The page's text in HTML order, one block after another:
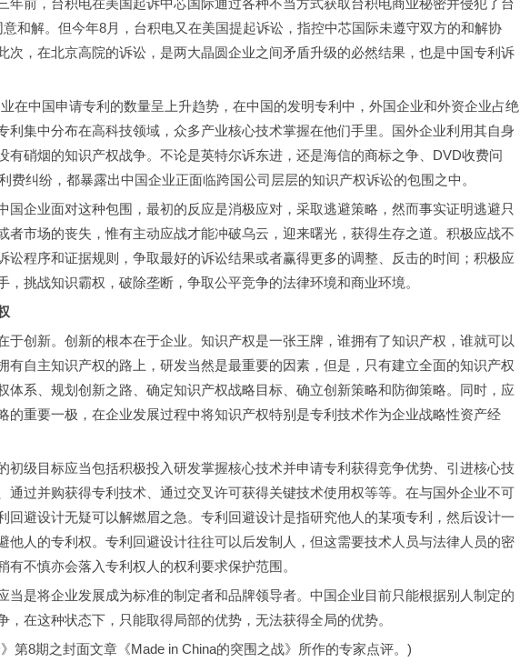
年前，台积电在美国起诉中芯国际通过各种不当方式获取台积电商业秘密并侵犯了台
和解。但今年8月，台积电又在美国提起诉讼，指控中芯国际未遵守双方的和解协
次，在北京高院的诉讼，是两大晶圆企业之间矛盾升级的必然结果，也是中国专利诉
在中国申请专利的数量呈上升趋势，在中国的发明专利中，外国企业和外资企业占绝
利集中分布在高科技领域，众多产业核心技术掌握在他们手里。国外企业利用其自身
有硝烟的知识产权战争。不论是英特尔诉东进，还是海信的商标之争、DVD收费问
费纠纷，都暴露出中国企业正面临跨国公司层层的知识产权诉讼的包围之中。
国企业面对这种包围，最初的反应是消极应对，采取逃避策略，然而事实证明逃避只
者市场的丧失，惟有主动应战才能冲破乌云，迎来曙光，获得生存之道。积极应战不
讼程序和证据规则，争取最好的诉讼结果或者赢得更多的调整、反击的时间；积极应
挑战知识霸权，破除垄断，争取公平竞争的法律环境和商业环境。
于创新。创新的根本在于企业。知识产权是一张王牌，谁拥有了知识产权，谁就可以
有自主知识产权的路上，研发当然是最重要的因素，但是，只有建立全面的知识产权
体系、规划创新之路、确定知识产权战略目标、确立创新策略和防御策略。同时，应
的重要一极，在企业发展过程中将知识产权特别是专利技术作为企业战略性资产经
初级目标应当包括积极投入研发掌握核心技术并申请专利获得竞争优势、引进核心技
通过并购获得专利技术、通过交叉许可获得关键技术使用权等等。在与国外企业不可
回避设计无疑可以解燃眉之急。专利回避设计是指研究他人的某项专利，然后设计一
他人的专利权。专利回避设计往往可以后发制人，但这需要技术人员与法律人员的密
不慎亦会落入专利权人的权利要求保护范围。
当是将企业发展成为标准的制定者和品牌领导者。中国企业目前只能根据别人制定的
在这种状态下，只能取得局部的优势，无法获得全局的优势。
第8期之封面文章《Made in China的突围之战》所作的专家点评。)